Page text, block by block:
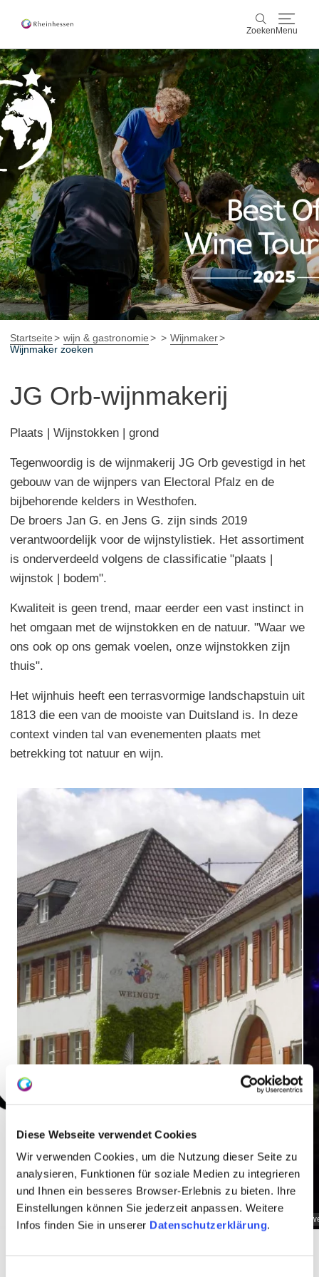
Diese Webseite verwendet Cookies
Wir verwenden Cookies, um die Nutzung dieser Seite zu
analysieren, Funktionen für soziale Medien zu integrieren
und Ihnen ein besseres Browser-Erlebnis zu bieten. Ihre
Einstellungen können Sie jederzeit anpassen. Weitere
Infos finden Sie in unserer Datenschutzerklärung.
Zoeken Menu
Zoeken
wijn & gastronomie
actief & natuur
Cultuur & Steden
Events
reservering & service
Rheinhessen-Blog kaart
Startseite wijn & gastronomie
Wijnmaker
Wijnmaker zoeken
JG Orb-wijnmakerij
Plaats | Wijnstokken | grond
Tegenwoordig is de wijnmakerij JG Orb gevestigd in het
gebouw van de wijnpers van Electoral Pfalz en de
bijbehorende kelders in Westhofen.
De broers Jan G. en Jens G. zijn sinds 2019
verantwoordelijk voor de wijnstylistiek. Het assortiment
is onderverdeeld volgens de classificatie "plaats |
wijnstok | bodem".
Kwaliteit is geen trend, maar eerder een vast instinct in
het omgaan met de wijnstokken en de natuur. "Waar we
ons ook op ons gemak voelen, onze wijnstokken zijn
thuis".
Het wijnhuis heeft een terrasvormige landschapstuin uit
1813 die een van de mooiste van Duitsland is. In deze
context vinden tal van evenementen plaats met
betrekking tot natuur en wijn.
weingut_jgorb_1